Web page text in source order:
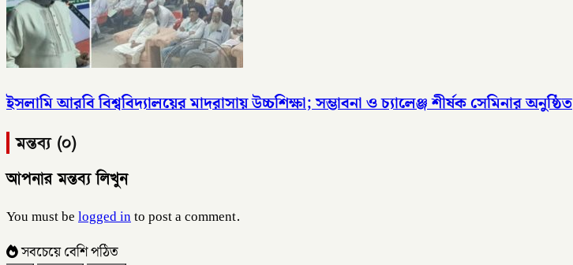
ইসলামি আরবি বিশ্ববিদ্যালয়ের মাদরাসায় উচ্চশিক্ষা; সম্ভাবনা ও চ্যালেঞ্জ শীর্ষক সেমিনার অনুষ্ঠিত
মন্তব্য (০)
আপনার মন্তব্য লিখুন
You must belogged into post a comment.
সবচেয়ে বেশি পঠিত